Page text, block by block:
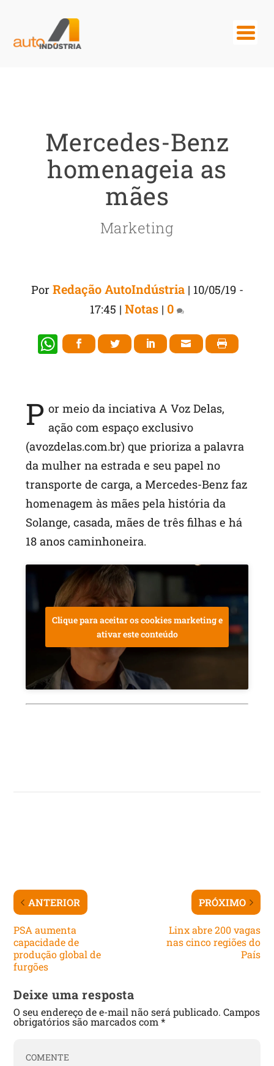
Mercedes-Benz
homenageia as
mães
Marketing
Por Redação AutoIndústria| 10/05/19 -
17:45 | Notas | 0
W
s
A
p
p
P or meio da inciativa A Voz Delas,
ação com espaço exclusivo
(avozdelas.com.br) que prioriza a palavra
da mulher na estrada e seu papel no
transporte de carga, a Mercedes-Benz faz
homenagem às mães pela história da
Solange, casada, mães de três filhas e há
18 anos caminhoneira.
Clique para aceitar os cookies marketing e
ativar este conteúdo
ANTERIOR
PSA aumenta
capacidade de
produção global de
furgões
PRÓXIMO
Linx abre 200 vagas
nas cinco regiões do
País
Deixe uma resposta
O seu endereço de e-mail não será publicado. Campos
obrigatórios são marcados com*